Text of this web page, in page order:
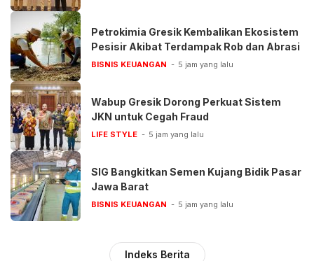
Petrokimia Gresik Kembalikan Ekosistem
Pesisir Akibat Terdampak Rob dan Abrasi
BISNIS KEUANGAN 5 jam yang lalu
Wabup Gresik Dorong Perkuat Sistem
JKN untuk Cegah Fraud
LIFE STYLE 5 jam yang lalu
SIG Bangkitkan Semen Kujang Bidik Pasar
Jawa Barat
BISNIS KEUANGAN 5 jam yang lalu
Indeks Berita